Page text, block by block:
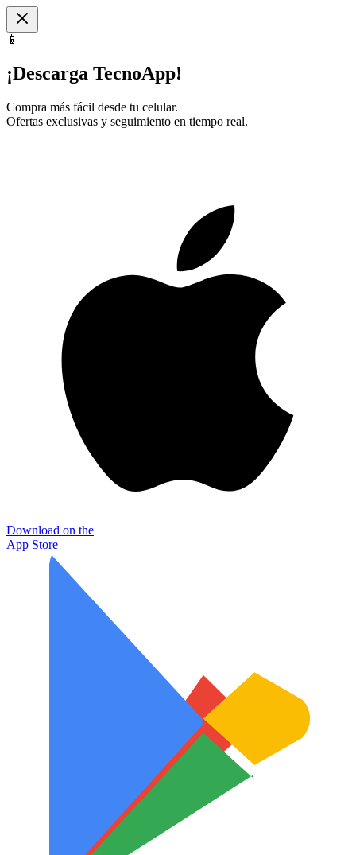
📱
¡Descarga TecnoApp!
Compra más fácil desde tu celular.
Ofertas exclusivas y seguimiento en tiempo real.
Download on the
App Store